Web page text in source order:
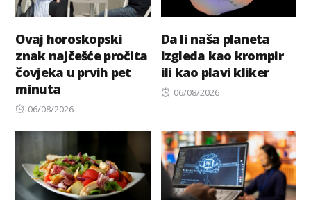
Ovaj horoskopski
znak najčešće pročita
čovjeka u prvih pet
minuta
Posted
06/08/2026
Da li naša planeta
izgleda kao krompir
ili kao plavi kliker
Posted
06/08/2026